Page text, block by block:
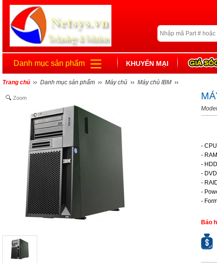
Danh mục sản phẩm KHUYẾN MẠI
Trang chủ Danh mục sản phẩm Máy chủ Máy chủ IBM
Zoom
-
-
-
-
-
-
-
Bảo